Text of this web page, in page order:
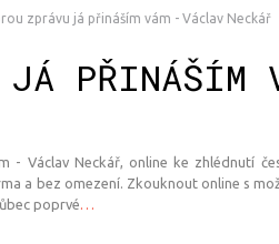
zprávu já přináším vám - Václav Neckář
JÁ PŘINÁŠÍM
- Václav Neckář, online ke zhlédnutí
a bez omezení. Zkouknout online s
poprvé